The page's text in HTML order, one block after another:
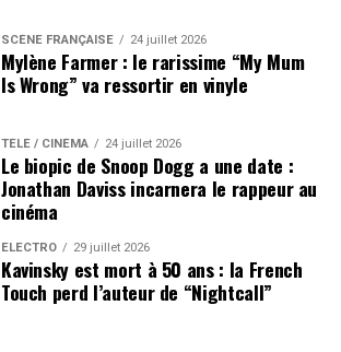
SCÈNE FRANÇAISE 24 juillet 2026
Mylène Farmer : le rarissime “My Mum
Is Wrong” va ressortir en vinyle
TÉLÉ / CINÉMA 24 juillet 2026
Le biopic de Snoop Dogg a une date :
Jonathan Daviss incarnera le rappeur au
cinéma
ÉLECTRO 29 juillet 2026
Kavinsky est mort à 50 ans : la French
Touch perd l’auteur de “Nightcall”